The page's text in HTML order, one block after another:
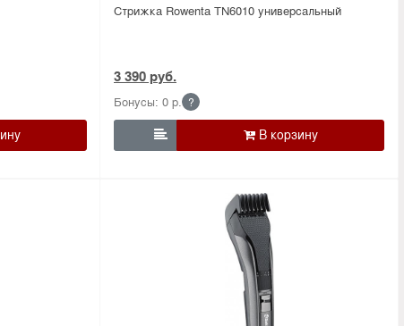
Стрижка Rowenta TN6010 универсальный
3 390 руб.
Бонусы: 0 р. ?
